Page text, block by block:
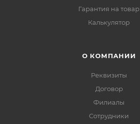
Гарантия на товар
Калькулятор
О КОМПАНИИ
Реквизиты
Договор
Филиалы
Сотрудники